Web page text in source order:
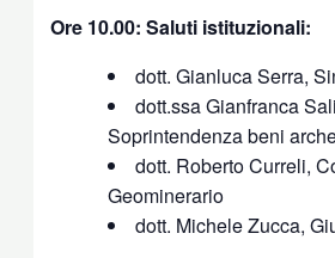
Ore 10.00: Saluti istituzionali:
dott. Gianluca Serra,
dott.ssa Gianfranca
Soprintendenza beni
dott. Roberto Curreli,
Geominerario
dott. Michele Zucca,